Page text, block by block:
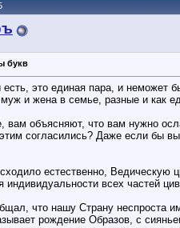
букв
есть, это единая пара, и неможет
муж и жена в семье, разные и как
вам объясняют, что вам нужно
согласились? Даже если бы
естественно, Ведическую
индивидуальности всех частей
что нашу Страну неспроста
рождение Образов, с